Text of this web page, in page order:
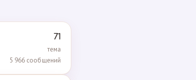
71
тема
5 966 сообщений